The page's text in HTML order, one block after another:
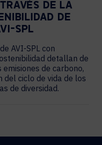
DE LA
DE
SPL
AVI-SPL con
detallan de
de carbono,
del ciclo de vida de los
de diversidad.